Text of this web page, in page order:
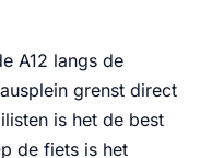
A12 langs de
grenst direct
is het de best
de fiets is het